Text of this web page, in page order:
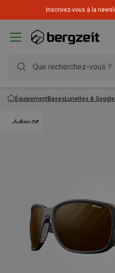
Inscrivez-vous à la
ÉquipementBasesLunettes &